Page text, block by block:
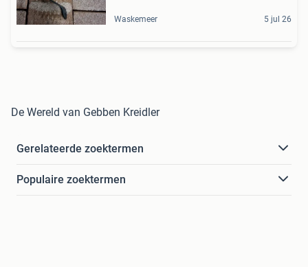
Waskemeer 5 jul 26
De Wereld van Gebben Kreidler
Gerelateerde zoektermen
Populaire zoektermen